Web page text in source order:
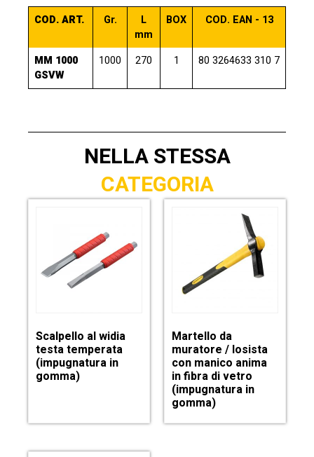
COD. ART. Gr.
L
mm
BOX COD. EAN - 13
MM 1000
GSVW
1000 270 1 80 3264633 310 7
NELLA STESSA
CATEGORIA
Scalpello al widia
testa temperata
(impugnatura in
gomma)
Martello da
muratore / losista
con manico anima
in fibra di vetro
(impugnatura in
gomma)